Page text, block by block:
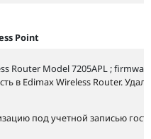
Point
Router Model 7205APL ;
в Edimax Wireless Router.
под учетной записью